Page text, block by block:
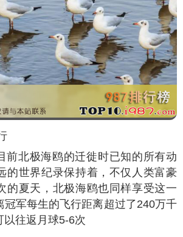
前北极海鸥的迁徙时已知的所有动
的世界纪录保持着，不仅人类富豪
的夏天，北极海鸥也同样享受这一
冠军每生的飞行距离超过了240万千
往返月球5-6次